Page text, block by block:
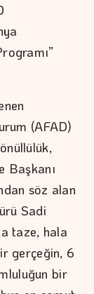
(AFAD)
Başkanı
söz alan
Sadi
taze, hala
gerçeğin, 6
bir